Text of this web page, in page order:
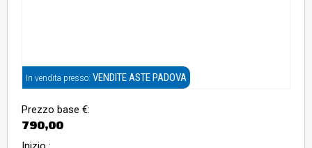
In vendita presso: VENDITE ASTE PADOVA
Prezzo base €:
790,00